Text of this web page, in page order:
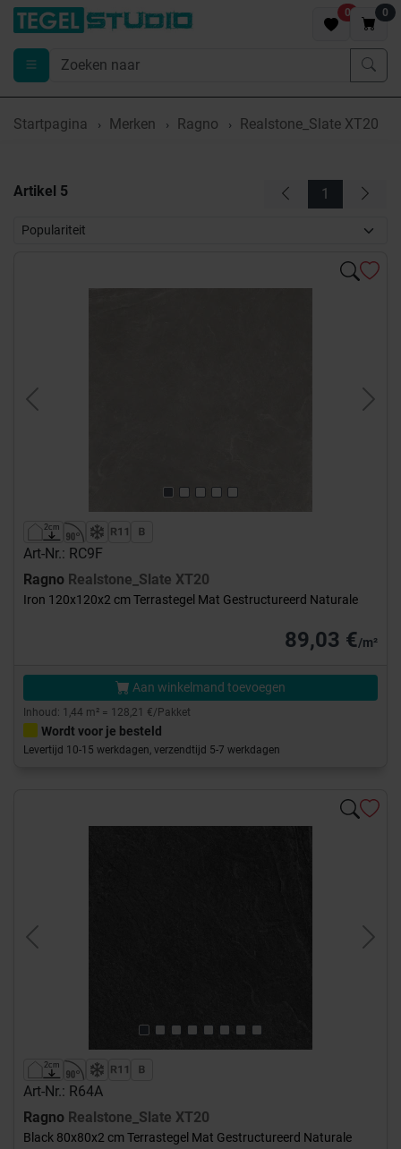
0 0
Startpagina Merken Ragno Realstone_Slate XT20
Artikel 5 1
Previous Next
Art-Nr.: RC9F
Ragno Realstone_Slate XT20
Iron 120x120x2 cm Terrastegel Mat Gestructureerd Naturale
89,03 €/m²
Aan winkelmand toevoegen
Inhoud: 1,44 m² = 128,21 €/Pakket
Wordt voor je besteld
Levertijd 10-15 werkdagen, verzendtijd 5-7 werkdagen
Previous Next
Art-Nr.: R64A
Ragno Realstone_Slate XT20
Black 80x80x2 cm Terrastegel Mat Gestructureerd Naturale